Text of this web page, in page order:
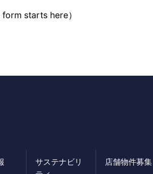
form starts here）
サステナビリ
店舗物件募集